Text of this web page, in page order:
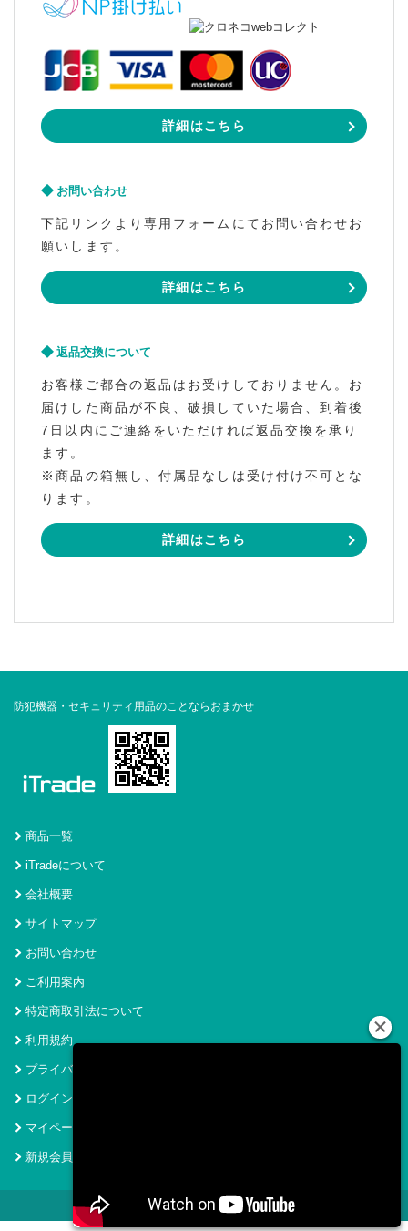
詳細はこちら
お問い合わせ
下記リンクより専用フォームにてお問い合わせお
願いします。
詳細はこちら
返品交換について
お客様ご都合の返品はお受けしておりません。お
届けした商品が不良、破損していた場合、到着後
7日以内にご連絡をいただければ返品交換を承り
ます。
※商品の箱無し、付属品なしは受け付け不可とな
ります。
詳細はこちら
防犯機器・セキュリティ用品のことならおまかせ
商品一覧
iTradeについて
会社概要
サイトマップ
お問い合わせ
ご利用案内
特定商取引法について
利用規約
プライバシーポリシー
ログイン
マイページ
新規会員登録
© 2021 アイトレード Powered by SecurityHouse.